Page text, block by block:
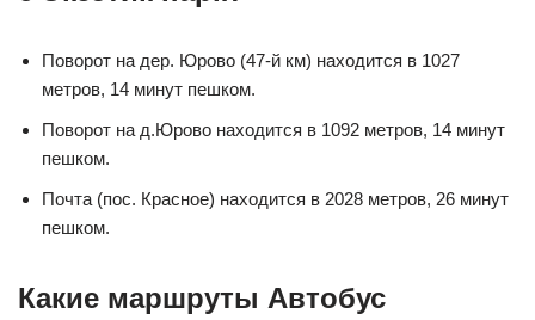
Поворот на дер. Юрово (47-й км) находится в 1027
метров, 14 минут пешком.
Поворот на д.Юрово находится в 1092 метров, 14 минут
пешком.
Почта (пос. Красное) находится в 2028 метров, 26 минут
пешком.
Какие маршруты Автобус